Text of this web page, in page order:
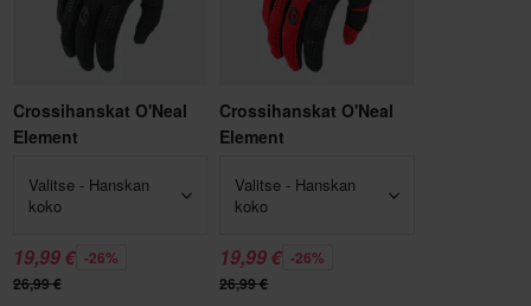
Crossihanskat O'Neal
Element
Valitse - Hanskan
koko
19,99 € -26%
26,99 €
Crossihanskat O'Neal
Element
Valitse - Hanskan
koko
19,99 € -26%
26,99 €